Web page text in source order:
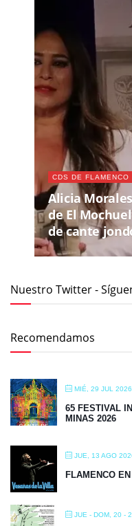
CDS DE FLAMENCO
Alicia
de El
de cante
Nuestro Twitter -
Recomendamos
MIÉ, 29 JUL 2026
65 FESTIVAL
MINAS 2026
JUE, 13 AGO
FLAMENCO
JUE - DOM, 20 -